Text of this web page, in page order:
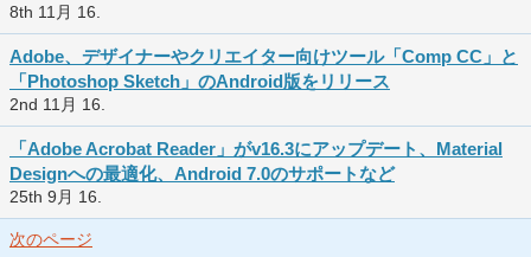
8th 11月 16.
Adobe、デザイナーやクリエイター向けツール「Comp CC」と
「Photoshop Sketch」のAndroid版をリリース
2nd 11月 16.
「Adobe Acrobat Reader」がv16.3にアップデート、Material
Designへの最適化、Android 7.0のサポートなど
25th 9月 16.
次のページ